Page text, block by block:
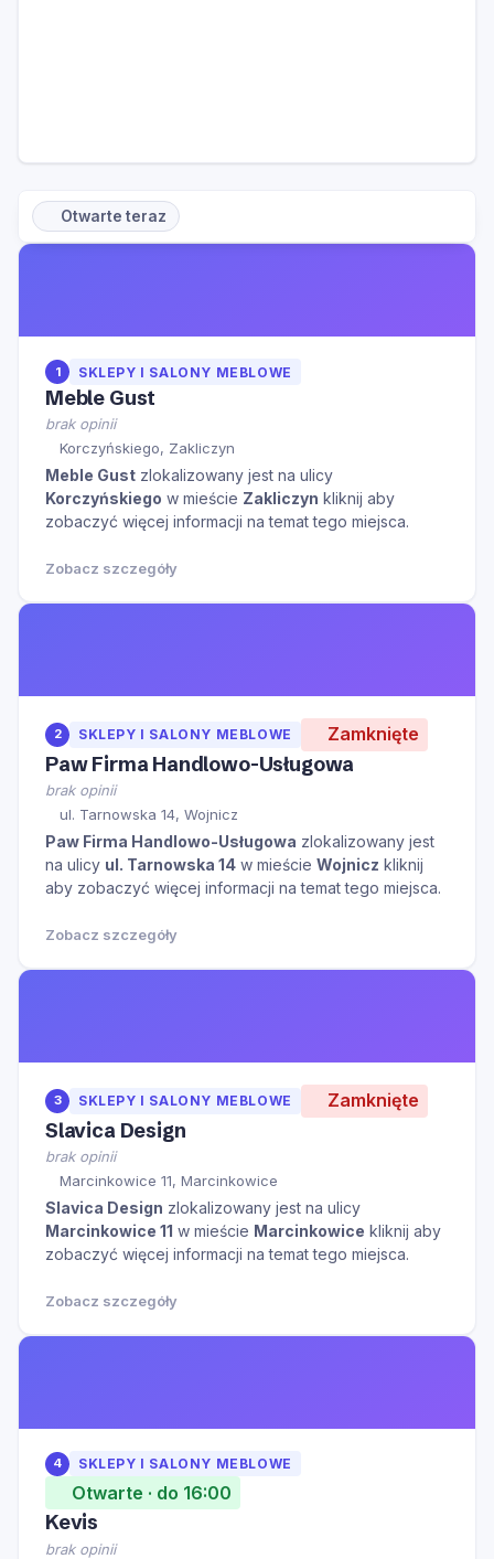
Otwarte teraz
1 SKLEPY I SALONY MEBLOWE
Meble Gust
brak opinii
Korczyńskiego, Zakliczyn
Meble Gust zlokalizowany jest na ulicy
Korczyńskiego w mieście Zakliczyn kliknij aby
zobaczyć więcej informacji na temat tego miejsca.
Zobacz szczegóły
2 SKLEPY I SALONY MEBLOWE Zamknięte
Paw Firma Handlowo-Usługowa
brak opinii
ul. Tarnowska 14, Wojnicz
Paw Firma Handlowo-Usługowa zlokalizowany jest
na ulicy ul. Tarnowska 14 w mieście Wojnicz kliknij
aby zobaczyć więcej informacji na temat tego miejsca.
Zobacz szczegóły
3 SKLEPY I SALONY MEBLOWE Zamknięte
Slavica Design
brak opinii
Marcinkowice 11, Marcinkowice
Slavica Design zlokalizowany jest na ulicy
Marcinkowice 11 w mieście Marcinkowice kliknij aby
zobaczyć więcej informacji na temat tego miejsca.
Zobacz szczegóły
4 SKLEPY I SALONY MEBLOWE
Otwarte · do 16:00
Kevis
brak opinii